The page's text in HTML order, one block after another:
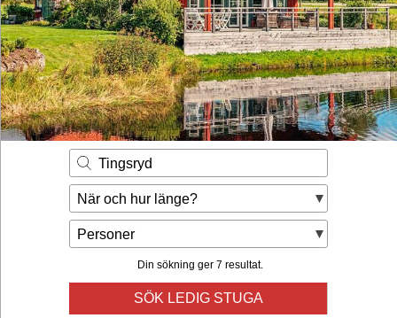
Inspiration
Kontakt
Husägare
Se hur mycket du kan tjäna
Räkna ut din
hyresintäkt
Tingsryd
När och hur länge?
Personer
Din sökning ger 7 resultat.
SÖK LEDIG STUGA